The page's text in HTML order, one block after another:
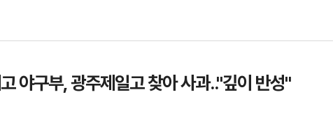
야구부, 광주제일고 찾아 사과.."깊이 반성"